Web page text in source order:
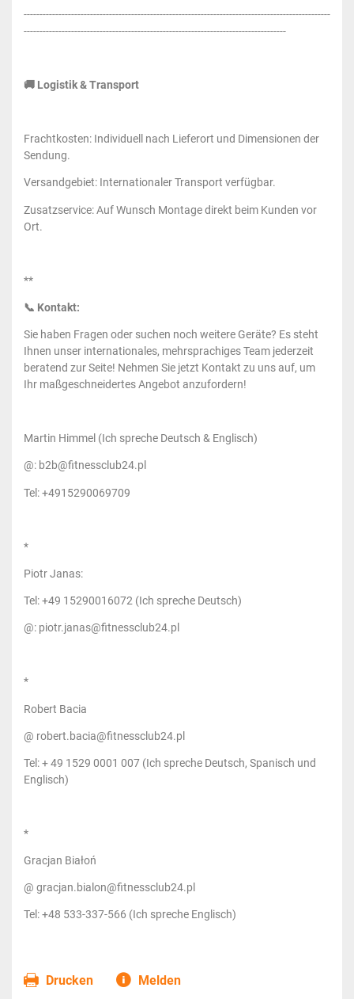
-------------------------------------------------------------------------------------------------
-----------------------------------------------------------------------------------
🚚 Logistik & Transport
Frachtkosten: Individuell nach Lieferort und Dimensionen der
Sendung.
Versandgebiet: Internationaler Transport verfügbar.
Zusatzservice: Auf Wunsch Montage direkt beim Kunden vor
Ort.
**
📞 Kontakt:
Sie haben Fragen oder suchen noch weitere Geräte? Es steht
Ihnen unser internationales, mehrsprachiges Team jederzeit
beratend zur Seite! Nehmen Sie jetzt Kontakt zu uns auf, um
Ihr maßgeschneidertes Angebot anzufordern!
Martin Himmel (Ich spreche Deutsch & Englisch)
@: b2b@fitnessclub24.pl
Tel: +4915290069709
*
Piotr Janas:
Tel: +49 15290016072 (Ich spreche Deutsch)
@: piotr.janas@fitnessclub24.pl
*
Robert Bacia
@ robert.bacia@fitnessclub24.pl
Tel: + 49 1529 0001 007 (Ich spreche Deutsch, Spanisch und
Englisch)
*
Gracjan Białoń
@ gracjan.bialon@fitnessclub24.pl
Tel: +48 533-337-566 (Ich spreche Englisch)
Drucken Melden